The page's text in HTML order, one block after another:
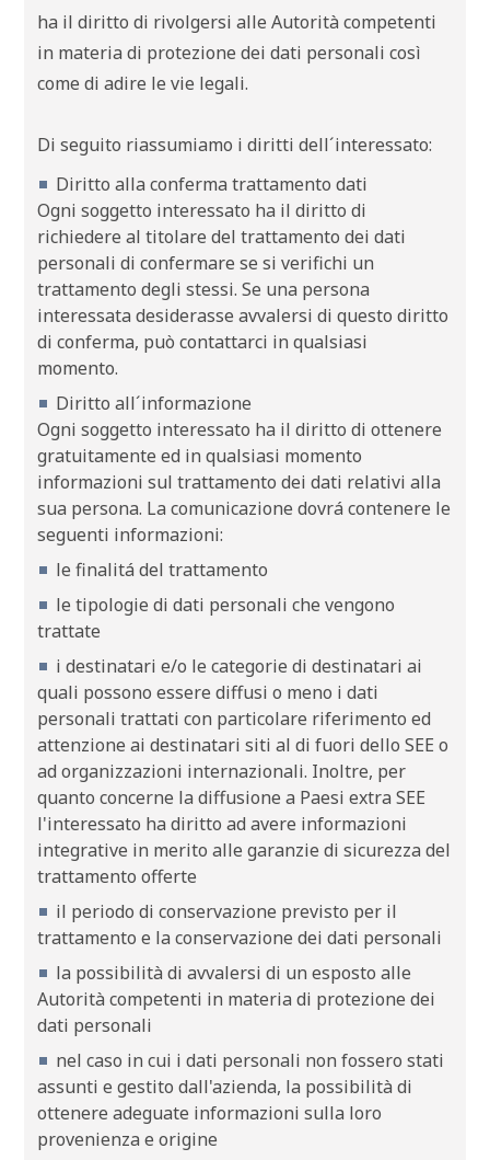
ha il diritto di rivolgersi alle Autorità competenti
in materia di protezione dei dati personali così
come di adire le vie legali.
Di seguito riassumiamo i diritti dell´interessato:
Diritto alla conferma trattamento dati
Ogni soggetto interessato ha il diritto di
richiedere al titolare del trattamento dei dati
personali di confermare se si verifichi un
trattamento degli stessi. Se una persona
interessata desiderasse avvalersi di questo diritto
di conferma, può contattarci in qualsiasi
momento.
Diritto all´informazione
Ogni soggetto interessato ha il diritto di ottenere
gratuitamente ed in qualsiasi momento
informazioni sul trattamento dei dati relativi alla
sua persona. La comunicazione dovrá contenere le
seguenti informazioni:
le finalitá del trattamento
le tipologie di dati personali che vengono
trattate
i destinatari e/o le categorie di destinatari ai
quali possono essere diffusi o meno i dati
personali trattati con particolare riferimento ed
attenzione ai destinatari siti al di fuori dello SEE o
ad organizzazioni internazionali. Inoltre, per
quanto concerne la diffusione a Paesi extra SEE
l'interessato ha diritto ad avere informazioni
integrative in merito alle garanzie di sicurezza del
trattamento offerte
il periodo di conservazione previsto per il
trattamento e la conservazione dei dati personali
la possibilità di avvalersi di un esposto alle
Autorità competenti in materia di protezione dei
dati personali
nel caso in cui i dati personali non fossero stati
assunti e gestito dall'azienda, la possibilità di
ottenere adeguate informazioni sulla loro
provenienza e origine